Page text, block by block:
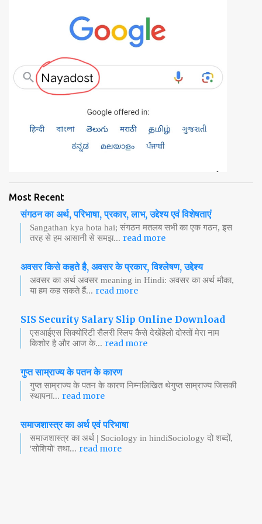
Most Recent
संगठन का अर्थ, परिभाषा, प्रकार, लाभ, उद्देश्य एवं विशेषताएं
Sangathan kya hota hai; संगठन मतलब सभी का एक गठन, इस
तरह से हम आसानी से समझ... read more
अवसर किसे कहते है, अवसर के प्रकार, विश्लेषण, उद्देश्य
अवसर का अर्थ अवसर meaning in Hindi: अवसर का अर्थ मौका,
या हम कह सकते हैं... read more
SIS Security Salary Slip Online Download
एसआईएस सिक्योरिटी सैलरी स्लिप कैसे देखेंहेलो दोस्तों मेरा नाम
किशोर है और आज के... read more
गुप्त साम्राज्य के पतन के कारण
गुप्त साम्राज्य के पतन के कारण निम्नलिखित थेगुप्त साम्राज्य जिसकी
स्थापना... read more
समाजशास्त्र का अर्थ एवं परिभाषा
समाजशास्त्र का अर्थ | Sociology in hindiSociology दो शब्दों,
'सोशियो' तथा... read more